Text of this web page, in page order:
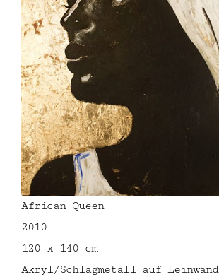
African Queen
2010
120 x 140 cm
Akryl/Schlagmetall auf Leinwand